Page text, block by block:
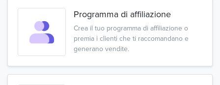
Programma di affiliazione
Crea il tuo programma di affiliazione o
premia i clienti che ti raccomandano e
generano vendite.